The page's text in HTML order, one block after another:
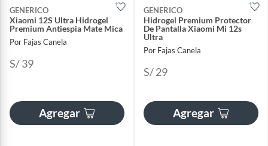
GENERICO
Xiaomi 12S Ultra Hidrogel
Premium Antiespia Mate Mica
Por Fajas Canela
S/ 39
Agregar
GENERICO
Hidrogel Premium Protector
De Pantalla Xiaomi Mi 12s
Ultra
Por Fajas Canela
S/ 29
Agregar